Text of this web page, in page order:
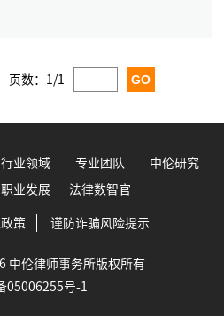
页数： 1/1
行业领域 专业团队 中伦研究
职业发展 法律数智官
策 谨防诈骗风险提示
中伦律师事务所版权所有
05006255号-1